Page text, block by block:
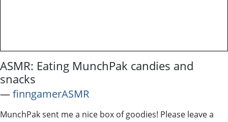
ASMR: Eating MunchPak candies and
snacks
―finngamerASMR
MunchPak sent me a nice box of goodies! Please leave a